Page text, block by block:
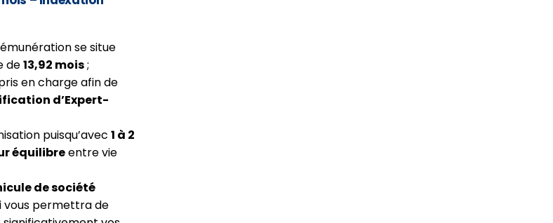
se situe
de13,92 mois;
en charge afin de
d’Expert-
puisqu’avec1 à 2
équilibreentre vie
de société
vous permettra de